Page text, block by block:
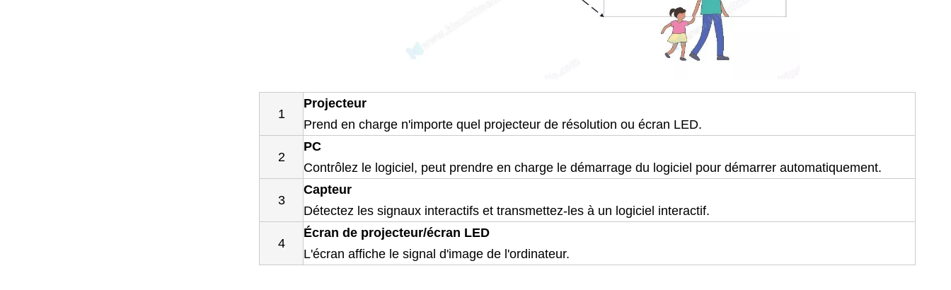
1
Projecteur
Prend en charge n'importe quel projecteur de résolution ou écran LED.
2
PC
Contrôlez le logiciel, peut prendre en charge le démarrage du logiciel pour démarrer automatiquement.
3
Capteur
Détectez les signaux interactifs et transmettez-les à un logiciel interactif.
4
Écran de projecteur/écran LED
L'écran affiche le signal d'image de l'ordinateur.